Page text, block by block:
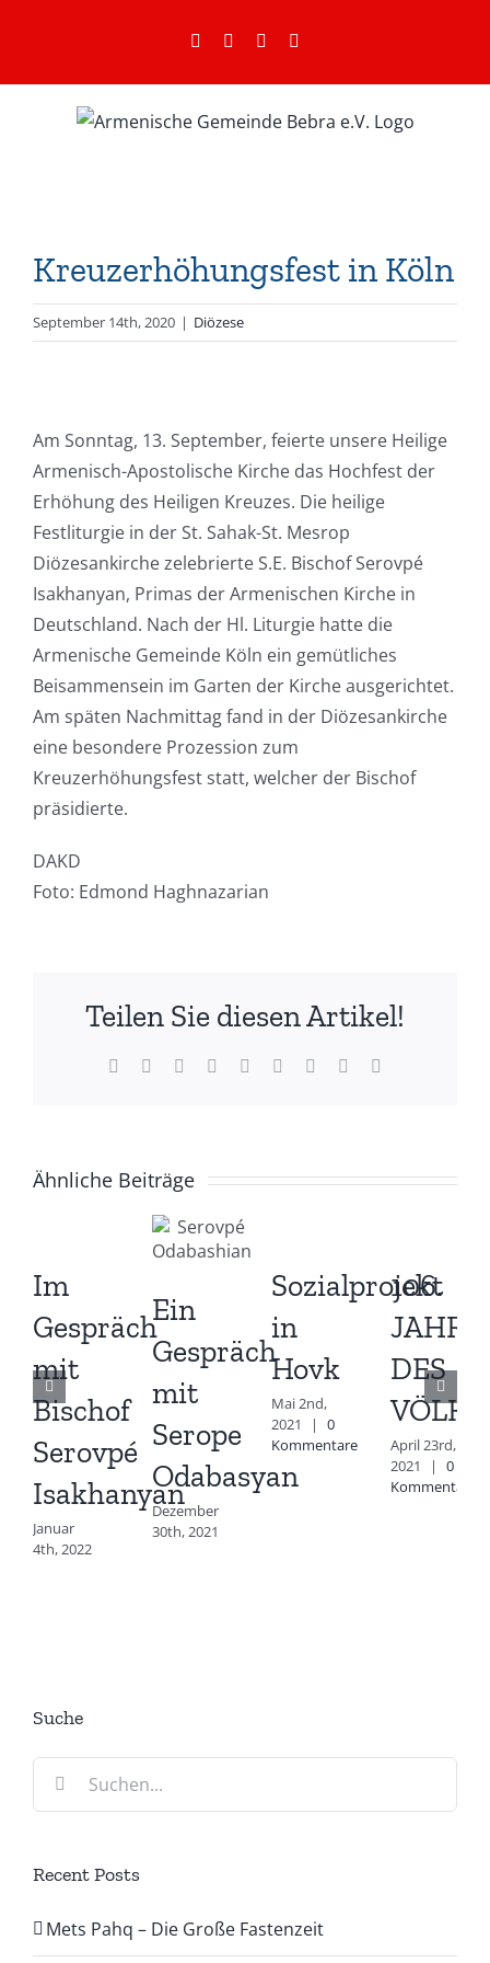
FacebookInstagramYouTube
Kreuzerhöhungsfest in Köln
September 14th, 2020 | Diözese
Am Sonntag, 13. September, feierte unsere Heilige
Armenisch-Apostolische Kirche das Hochfest der
Erhöhung des Heiligen Kreuzes. Die heilige
Festliturgie in der St. Sahak-St. Mesrop
Diözesankirche zelebrierte S.E. Bischof Serovpé
Isakhanyan, Primas der Armenischen Kirche in
Deutschland. Nach der Hl. Liturgie hatte die
Armenische Gemeinde Köln ein gemütliches
Beisammensein im Garten der Kirche ausgerichtet.
Am späten Nachmittag fand in der Diözesankirche
eine besondere Prozession zum
Kreuzerhöhungsfest statt, welcher der Bischof
präsidierte.
DAKD
Foto: Edmond Haghnazarian
Teilen Sie diesen Artikel!
Facebook Reddit LinkedInWhatsApp
TumblrPinterest
Ähnliche Beiträge
Im
Gespräch
mit
Bischof
Serovpé
Isakhanyan
Januar
4th, 2022
Ein
Gespräch
mit
Serope
Odabasyan
Dezember
30th, 2021
Sozialprojekt
in
Hovk
Mai 2nd,
2021
|
0
Kommentare
106.
DES
April 23rd,
2021
|
0
Kommentare
Suche
Suche
Recent Posts
Mets Pahq – Die Große Fastenzeit